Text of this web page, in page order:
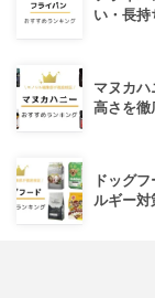
い・長持
マヌカ
高さを徹
ドッグ
ルギー対